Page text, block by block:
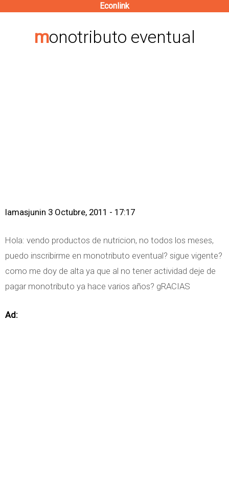
contenido
Econlink
monotributo eventual
lamasjunin 3 Octubre, 2011 - 17:17
Hola: vendo productos de nutricion, no todos los meses,
puedo inscribirme en monotributo eventual? sigue vigente?
como me doy de alta ya que al no tener actividad deje de
pagar monotributo ya hace varios años? gRACIAS
Ad: